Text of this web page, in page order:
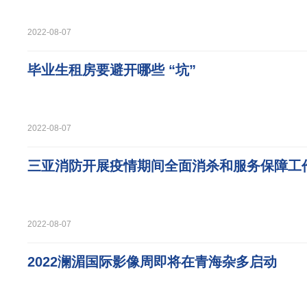
2022-08-07
毕业生租房要避开哪些 “坑”
2022-08-07
三亚消防开展疫情期间全面消杀和服务保障工
2022-08-07
2022澜湄国际影像周即将在青海杂多启动